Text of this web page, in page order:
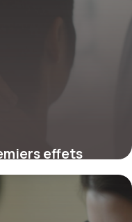
effets
?